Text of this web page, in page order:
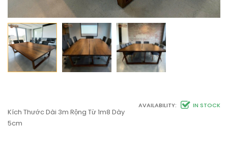
AVAILABILITY: IN STOCK
Kích Thước Dài 3m Rộng Từ 1m8 Dày
5cm